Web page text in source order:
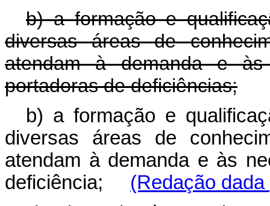
b) a formação e
diversas áreas de
atendam à demanda e às
portadoras de deficiências;
b) a formação e
diversas áreas de
atendam à demanda e às
deficiência; (Redação